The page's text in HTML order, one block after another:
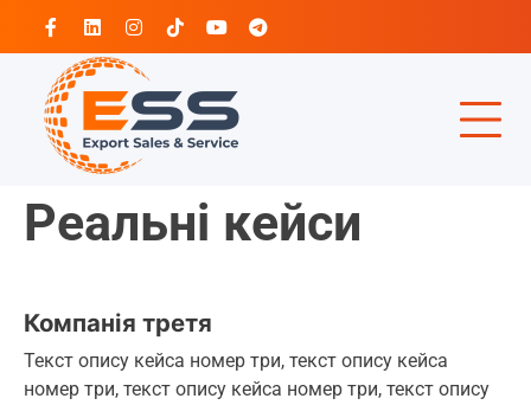
Перейти
Facebook
LinkedinInstagram
TiktokYoutubeTelegram
Реальні кейси
Компанія третя
Текст опису кейса номер три, текст опису кейса
номер три, текст опису кейса номер три, текст опису